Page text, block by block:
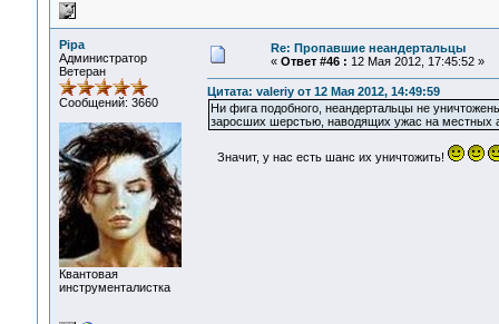
Pipa
Администратор
Ветеран
Сообщений: 3660
Квантовая
инструменталистка
Re: Пропавшие неандертальцы
« Ответ #46 : 12 Мая 2012, 17:45:52 »
Цитата: valeriy от 12 Мая 2012, 14:49:59
Ни фига подобного, неандертальцы не
заросших шерстью, наводящих ужас на местных
Значит, у нас есть шанс их уничтожить!